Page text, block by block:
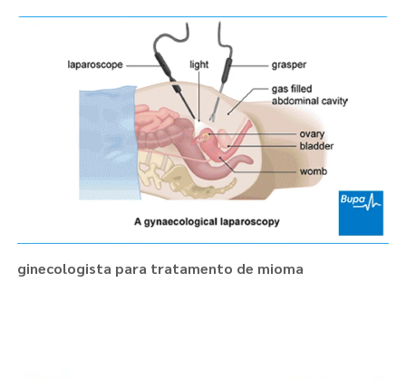
ginecologista para tratamento de mioma